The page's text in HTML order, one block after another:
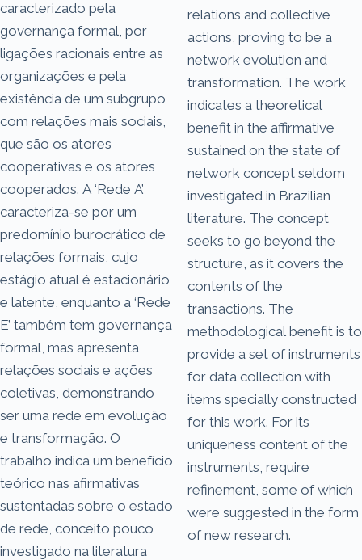
caracterizado pela
governança formal, por
ligações racionais entre as
organizações e pela
existência de um subgrupo
com relações mais sociais,
que são os atores
cooperativas e os atores
cooperados. A ‘Rede A’
caracteriza-se por um
predomínio burocrático de
relações formais, cujo
estágio atual é estacionário
e latente, enquanto a ‘Rede
E’ também tem governança
formal, mas apresenta
relações sociais e ações
coletivas, demonstrando
ser uma rede em evolução
e transformação. O
trabalho indica um benefício
teórico nas afirmativas
sustentadas sobre o estado
de rede, conceito pouco
investigado na literatura
relations and collective
actions, proving to be a
network evolution and
transformation. The work
indicates a theoretical
benefit in the affirmative
sustained on the state of
network concept seldom
investigated in Brazilian
literature. The concept
seeks to go beyond the
structure, as it covers the
contents of the
transactions. The
methodological benefit is to
provide a set of instruments
for data collection with
items specially constructed
for this work. For its
uniqueness content of the
instruments, require
refinement, some of which
were suggested in the form
of new research.